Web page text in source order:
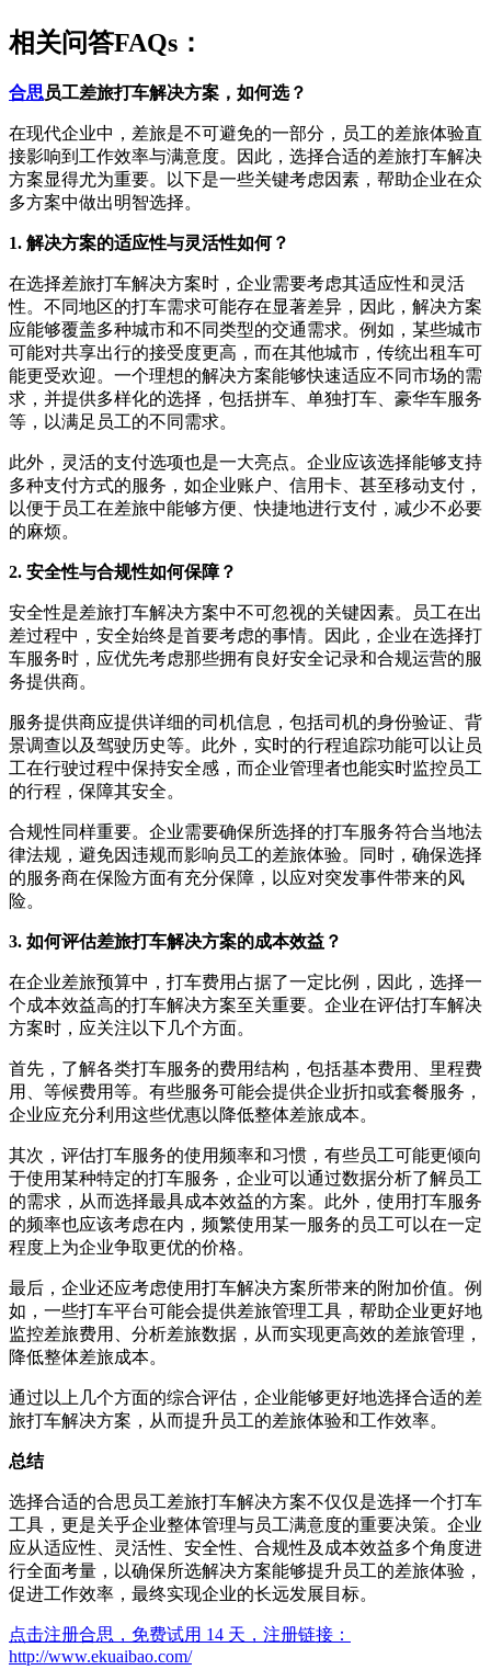
相关问答FAQs：
合思员工差旅打车解决方案，如何选？
在现代企业中，差旅是不可避免的一部分，员工的差旅体验直
接影响到工作效率与满意度。因此，选择合适的差旅打车解决
方案显得尤为重要。以下是一些关键考虑因素，帮助企业在众
多方案中做出明智选择。
1. 解决方案的适应性与灵活性如何？
在选择差旅打车解决方案时，企业需要考虑其适应性和灵活
性。不同地区的打车需求可能存在显著差异，因此，解决方案
应能够覆盖多种城市和不同类型的交通需求。例如，某些城市
可能对共享出行的接受度更高，而在其他城市，传统出租车可
能更受欢迎。一个理想的解决方案能够快速适应不同市场的需
求，并提供多样化的选择，包括拼车、单独打车、豪华车服务
等，以满足员工的不同需求。
此外，灵活的支付选项也是一大亮点。企业应该选择能够支持
多种支付方式的服务，如企业账户、信用卡、甚至移动支付，
以便于员工在差旅中能够方便、快捷地进行支付，减少不必要
的麻烦。
2. 安全性与合规性如何保障？
安全性是差旅打车解决方案中不可忽视的关键因素。员工在出
差过程中，安全始终是首要考虑的事情。因此，企业在选择打
车服务时，应优先考虑那些拥有良好安全记录和合规运营的服
务提供商。
服务提供商应提供详细的司机信息，包括司机的身份验证、背
景调查以及驾驶历史等。此外，实时的行程追踪功能可以让员
工在行驶过程中保持安全感，而企业管理者也能实时监控员工
的行程，保障其安全。
合规性同样重要。企业需要确保所选择的打车服务符合当地法
律法规，避免因违规而影响员工的差旅体验。同时，确保选择
的服务商在保险方面有充分保障，以应对突发事件带来的风
险。
3. 如何评估差旅打车解决方案的成本效益？
在企业差旅预算中，打车费用占据了一定比例，因此，选择一
个成本效益高的打车解决方案至关重要。企业在评估打车解决
方案时，应关注以下几个方面。
首先，了解各类打车服务的费用结构，包括基本费用、里程费
用、等候费用等。有些服务可能会提供企业折扣或套餐服务，
企业应充分利用这些优惠以降低整体差旅成本。
其次，评估打车服务的使用频率和习惯，有些员工可能更倾向
于使用某种特定的打车服务，企业可以通过数据分析了解员工
的需求，从而选择最具成本效益的方案。此外，使用打车服务
的频率也应该考虑在内，频繁使用某一服务的员工可以在一定
程度上为企业争取更优的价格。
最后，企业还应考虑使用打车解决方案所带来的附加价值。例
如，一些打车平台可能会提供差旅管理工具，帮助企业更好地
监控差旅费用、分析差旅数据，从而实现更高效的差旅管理，
降低整体差旅成本。
通过以上几个方面的综合评估，企业能够更好地选择合适的差
旅打车解决方案，从而提升员工的差旅体验和工作效率。
总结
选择合适的合思员工差旅打车解决方案不仅仅是选择一个打车
工具，更是关乎企业整体管理与员工满意度的重要决策。企业
应从适应性、灵活性、安全性、合规性及成本效益多个角度进
行全面考量，以确保所选解决方案能够提升员工的差旅体验，
促进工作效率，最终实现企业的长远发展目标。
点击注册合思，免费试用 14 天，注册链接：
http://www.ekuaibao.com/